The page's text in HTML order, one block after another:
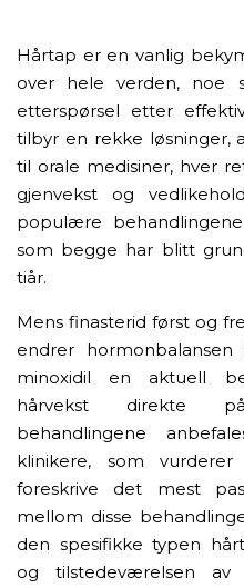
Hårtap er en vanlig
over hele verden, noe
etterspørsel etter
tilbyr en rekke løsninger,
til orale medisiner, hver
gjenvekst og
populære
som begge har blitt
tiår.
Mens finasterid først og
endrer
minoxidil en aktuell
hårvekst direkte
behandlingene
klinikere, som
foreskrive det mest
mellom disse
den spesifikke typen
og tilstedeværelsen av